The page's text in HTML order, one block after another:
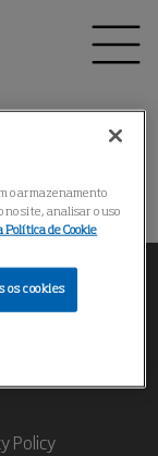
Policy
o armazenamento
no site, analisar o uso
Política de Cookie
os cookies